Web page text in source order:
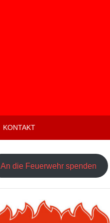
KONTAKT
An die Feuerwehr spenden